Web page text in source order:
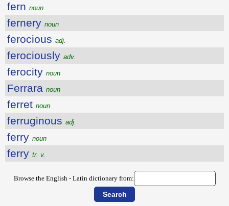
fern noun
fernery noun
ferocious adj.
ferociously adv.
ferocity noun
Ferrara noun
ferret noun
ferruginous adj.
ferry noun
ferry tr. v.
Browse the English - Latin dictionary from: